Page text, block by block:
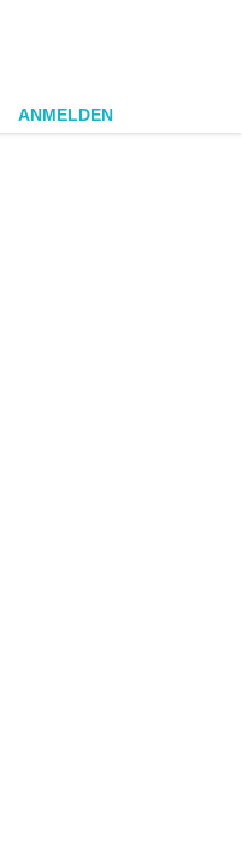
ANMELDEN